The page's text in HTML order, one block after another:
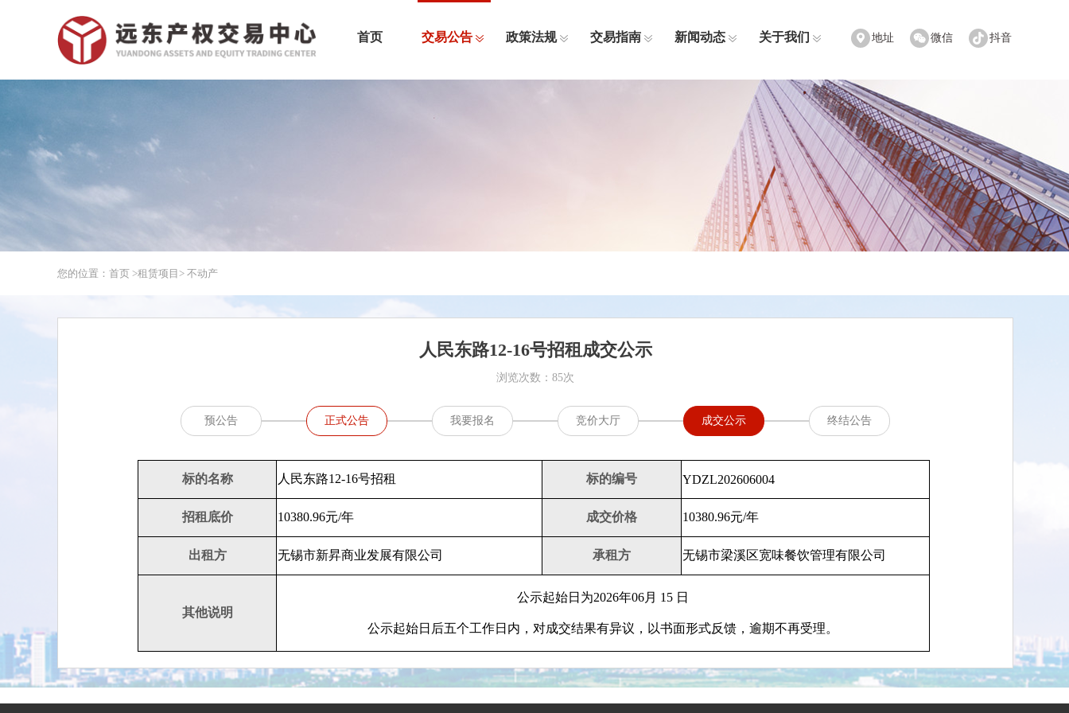
抖音
微信
地址
首页 交易公告 政策法规 交易指南 新闻动态 关于我们
您的位置：首页 >租赁项目 > 不动产
人民东路12-16号招租成交公示
浏览次数：85次
预公告 正式公告 我要报名 竞价大厅 成交公示 终结公告
标的名称 人民东路12-16号招租 标的编号 YDZL202606004
招租底价 10380.96元/年 成交价格 10380.96元/年
出租方 无锡市新昇商业发展有限公司 承租方 无锡市梁溪区宽味餐饮管理有限公司
其他说明
公示起始日为2026年06月 15 日
公示起始日后五个工作日内，对成交结果有异议，以书面形式反馈，逾期不再受理。